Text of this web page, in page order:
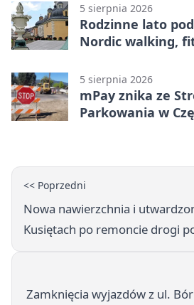
5 sierpnia 2026
Rodzinne lato
Nordic walking,
5 sierpnia 2026
mPay znika ze
Parkowania w
<< Poprzedni
Nowa nawierzchnia i
Kusiętach po remoncie drogi
Zamknięcia wyjazdów z ul.